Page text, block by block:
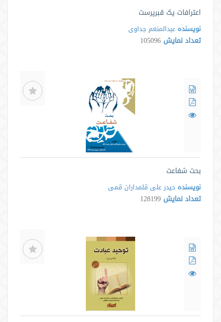
اعترافات یک قبرپرست
نویسنده عبدالمنعم جداوی
تعداد نمایش 105096
بحث شفاعت
نویسنده حیدر علی قلمداران قمی
تعداد نمایش 128199